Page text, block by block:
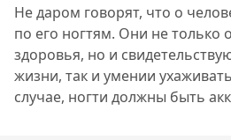
Не даром говорят, что о
по его ногтям. Они не только
здоровья, но и
жизни, так и умении
случае, ногти должны быть